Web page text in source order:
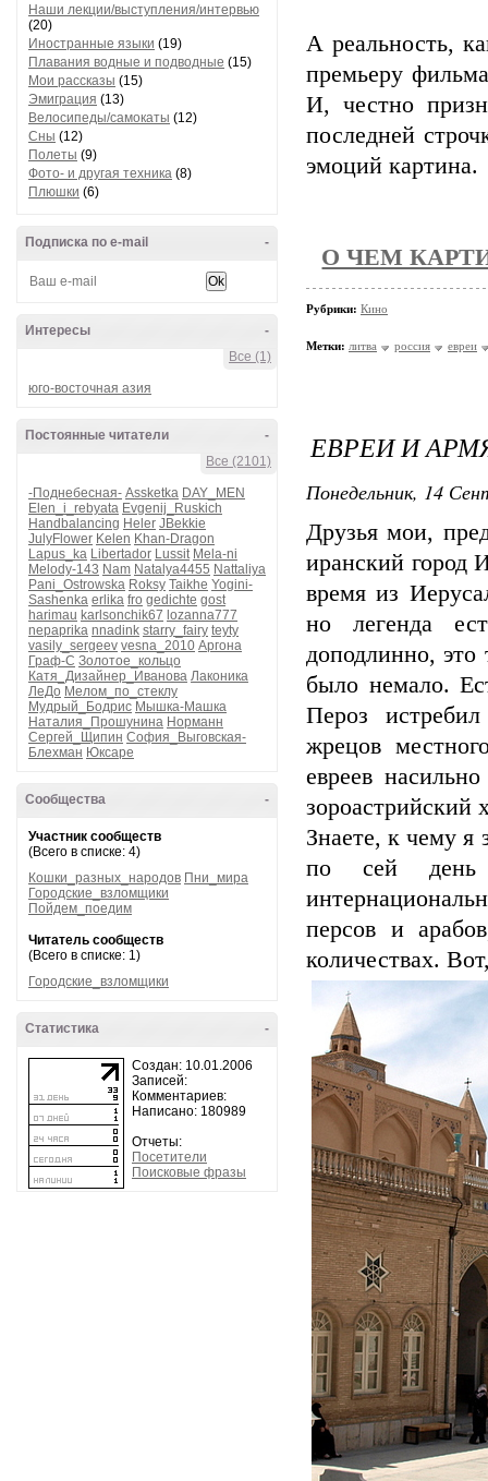
Наши лекции/выступления/интервью
(20)
Иностранные языки (19)
Плавания водные и подводные (15)
Мои рассказы (15)
Эмиграция (13)
Велосипеды/самокаты (12)
Сны (12)
Полеты (9)
Фото- и другая техника (8)
Плюшки (6)
-
Подписка по e-mail
-
Интересы
Все (1)
юго-восточная азия
-
Постоянные читатели
Все (2101)
-Поднебесная- Assketka DAY_MEN
Elen_i_rebyata Evgenij_Ruskich
Handbalancing Heler JBekkie
JulyFlower Kelen Khan-Dragon
Lapus_ka Libertador Lussit Mela-ni
Melody-143 Nam Natalya4455 Nattaliya
Pani_Ostrowska Roksy Taikhe Yogini-
Sashenka erlika fro gedichte gost
harimau karlsonchik67 lozanna777
nepaprika nnadink starry_fairy teyty
vasily_sergeev vesna_2010 Аргона
Граф-С Золотое_кольцо
Катя_Дизайнер_Иванова Лаконика
ЛеДо Мелом_по_стеклу
Мудрый_Бодрис Мышка-Машка
Наталия_Прошунина Норманн
Сергей_Щипин София_Выговская-
Блехман Юксаре
-
Сообщества
Участник сообществ
(Всего в списке: 4)
Кошки_разных_народов Пни_мира
Городские_взломщики
Пойдем_поедим
Читатель сообществ
(Всего в списке: 1)
Городские_взломщики
-
Статистика
Создан: 10.01.2006
Записей:
Комментариев:
Написано: 180989
Отчеты:
Посетители
Поисковые фразы
А реальность,
премьеру
И, честно
последней
эмоций картина.
О ЧЕМ
Рубрики: Кино
Метки: литва россия евреи
ЕВРЕИ И
Понедельник, 14
Друзья мои,
иранский город
время из
но легенда
доподлинно, это
было немало.
Пероз
жрецов
евреев
зороастрийский
Знаете, к чему я
по сей день
персов и
количествах.